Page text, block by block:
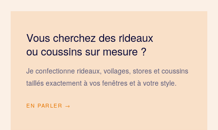
Vous cherchez des rideaux
ou coussins sur mesure ?
Je confectionne rideaux, voilages, stores et coussins
taillés exactement à vos fenêtres et à votre style.
EN PARLER →